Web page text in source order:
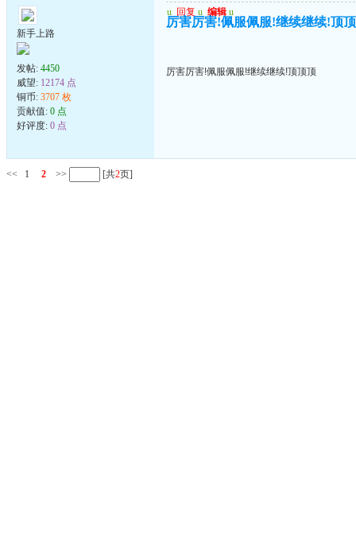
新手上路
发帖: 4450
威望: 12174 点
铜币: 3707 枚
贡献值: 0 点
好评度: 0 点
u 回复 u 编辑 u
厉害厉害!佩服佩服!继续继续!顶
厉害厉害!佩服佩服!继续继续!顶顶顶
<< 1 2 >> [共2页]